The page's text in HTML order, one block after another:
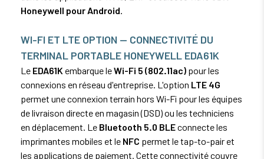
Honeywell pour Android
WI-FI ET LTE OPTION — CONNECTIVITÉ DU
TERMINAL PORTABLE HONEYWELL EDA61K
Le EDA61K embarque leWi-Fi 5 (802.11ac) pour les
connexions en réseau d'entreprise. L'option LTE 4G
permet une connexion terrain hors Wi-Fi pour les équipes
de livraison directe en magasin (DSD) ou les techniciens
en déplacement. Le Bluetooth 5.0 BLEconnecte les
imprimantes mobiles et le NFC permet le tap-to-pair et
les applications de paiement. Cette connectivité couvre